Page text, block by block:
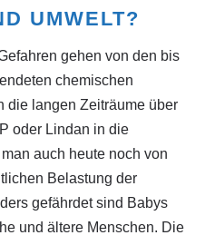
UMWELT?
gehen von den bis
chemischen
die langen Zeiträume über
oder Lindan in die
auch heute noch von
Belastung der
gefährdet sind Babys
und ältere Menschen. Die